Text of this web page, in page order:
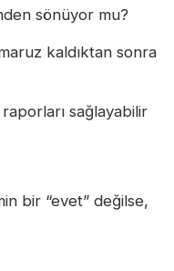
sönüyor mu?
kaldıktan sonra
sağlayabilir
bir “evet” değilse,